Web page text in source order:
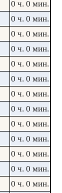
0 ч. 0 мин.
0 ч. 0 мин.
0 ч. 0 мин.
0 ч. 0 мин.
0 ч. 0 мин.
0 ч. 0 мин.
0 ч. 0 мин.
0 ч. 0 мин.
0 ч. 0 мин.
0 ч. 0 мин.
0 ч. 0 мин.
0 ч. 0 мин.
0 ч. 0 мин.